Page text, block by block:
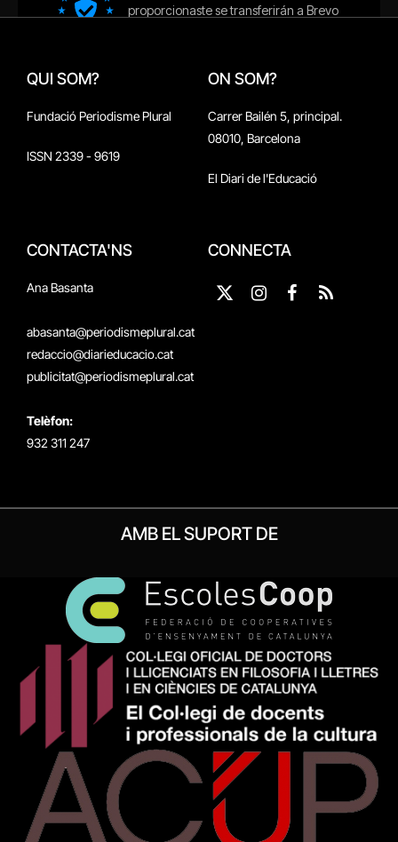
QUI SOM?
Fundació Periodisme Plural
ISSN 2339 - 9619
ON SOM?
Carrer Bailén 5, principal.
08010, Barcelona
El Diari de l'Educació
CONTACTA'NS
Ana Basanta
abasanta@periodismeplural.cat
redaccio@diarieducacio.cat
publicitat@periodismeplural.cat
Telèfon:
932 311 247
CONNECTA
X
Instagram
Facebook
RSS
AMB EL SUPORT DE